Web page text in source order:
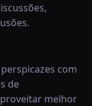
com
de
melhor